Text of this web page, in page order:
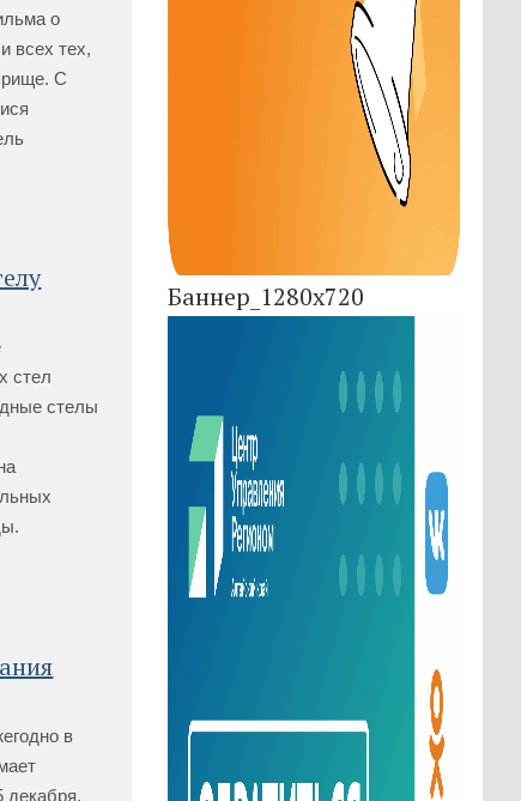
Баннер_1280x720
о
всех тех,
С
стел
стелы
в
декабря,